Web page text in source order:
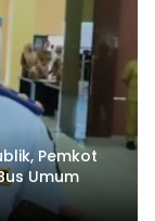
Pemkot
Umum